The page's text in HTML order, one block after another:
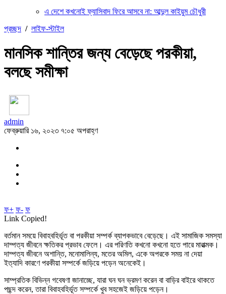
এ দেশে কখনোই ফ্যাসিবাদ ফিরে আসবে না: আব্দুল কাইয়ুম চৌধুরী
প্রচ্ছদ / লাইফ-স্টাইল
মানসিক শান্তির জন্য বেড়েছে পরকীয়া,
বলছে সমীক্ষা
admin
ফেব্রুয়ারি ১৬, ২০২৩ ৭:০৫ অপরাহ্ণ
ফ+ ফ- ফ
Link Copied!
বর্তমান সময়ে বিবাহবহির্ভূত বা পরকীয়া সম্পর্ক ব্যাপকভাবে বেড়েছে। এই সামাজিক সমস্যা
দাম্পত্য জীবনে ক্ষতিকর প্রভাব ফেলে। এর পরিণতি কখনো কখনো হতে পারে মারাত্মক।
দাম্পত্য জীবনে অশান্তি, মনোমালিন্য, মতের অমিল, একে অপরকে সময় না দেয়া
ইত্যাদি কারণে পরকীয়া সম্পর্কে জড়িয়ে পড়েন অনেকেই।
সাম্প্রতিক বিভিন্ন গবেষণা জানাচ্ছে, যারা ঘন ঘন ভ্রমণ করেন বা বাড়ির বাইরে থাকতে
পছন্দ করেন, তারা বিবাহবহির্ভূত সম্পর্কে খুব সহজেই জড়িয়ে পড়েন।